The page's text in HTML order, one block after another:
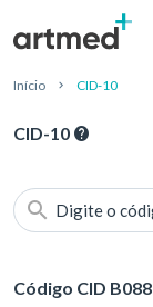
Início CID-10
CID-10
Digite o
Código CID B088